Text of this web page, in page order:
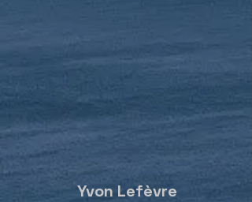
Yvon Lefèvre